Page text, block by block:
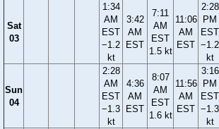
Sat
03
1:34
AM
EST
−1.2
kt
3:42
AM
EST
7:11
AM
EST
1.5 kt
11:06
AM
EST
2:28
PM
EST
−1.2
kt
Sun
04
2:28
AM
EST
−1.3
kt
4:36
AM
EST
8:07
AM
EST
1.6 kt
11:56
AM
EST
3:16
PM
EST
−1.3
kt